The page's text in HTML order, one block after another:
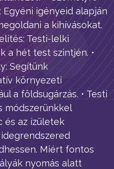
igényeid alapján
a kihívásokat.
Testi-lelki
a hét test szintjén. •
Segítünk
környezeti
a földsugárzás. • Testi
módszerünkkel
és az ízületek
Miért fontos
nyomás alatt